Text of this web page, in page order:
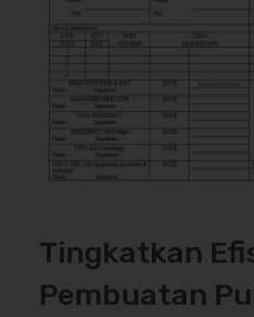
Tingkatkan
Pembuatan